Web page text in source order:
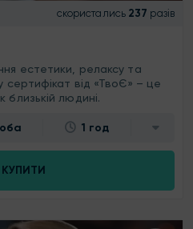
скористались 237 разів
естетики, релаксу та
від «ТвоЄ» – це
людині.
1 год
КУПИТИ